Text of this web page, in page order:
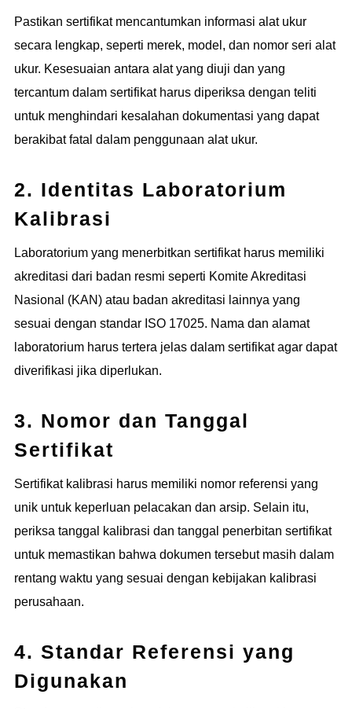
Pastikan sertifikat mencantumkan informasi alat ukur
secara lengkap, seperti merek, model, dan nomor seri alat
ukur. Kesesuaian antara alat yang diuji dan yang
tercantum dalam sertifikat harus diperiksa dengan teliti
untuk menghindari kesalahan dokumentasi yang dapat
berakibat fatal dalam penggunaan alat ukur.
2. Identitas Laboratorium
Kalibrasi
Laboratorium yang menerbitkan sertifikat harus memiliki
akreditasi dari badan resmi seperti Komite Akreditasi
Nasional (KAN) atau badan akreditasi lainnya yang
sesuai dengan standar ISO 17025. Nama dan alamat
laboratorium harus tertera jelas dalam sertifikat agar dapat
diverifikasi jika diperlukan.
3. Nomor dan Tanggal
Sertifikat
Sertifikat kalibrasi harus memiliki nomor referensi yang
unik untuk keperluan pelacakan dan arsip. Selain itu,
periksa tanggal kalibrasi dan tanggal penerbitan sertifikat
untuk memastikan bahwa dokumen tersebut masih dalam
rentang waktu yang sesuai dengan kebijakan kalibrasi
perusahaan.
4. Standar Referensi yang
Digunakan